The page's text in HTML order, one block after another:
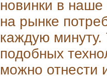
новинки в
на рынке
каждую минуту.
подобных
можно отнести